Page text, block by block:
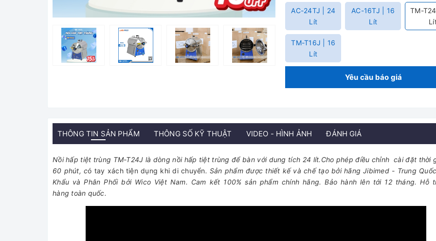
AC-24TJ | 24
Lít
AC-16TJ | 16
Lít
TM-
TM-T16J | 16
Lít
Yêu cầu báo giá
THÔNG TIN SẢN PHẨM THÔNG SỐ KỸ THUẬT VIDEO - HÌNH ẢNH ĐÁNH GIÁ
Nồi hấp tiệt trùng TM-T24J là dòng nồi hấp tiệt trùng để bàn với dung tích 24 lít.Cho phép điều chỉnh cài đặt thời
60 phút, có tay xách tiện dụng khi di chuyển. Sản phẩm được thiết kế và chế tạo bởi hãng Jibimed - Trung
Khẩu và Phân Phối bởi Wico Việt Nam. Cam kết 100% sản phẩm chính hãng. Bảo hành lên tới 12 tháng. Hỗ
hàng toàn quốc.